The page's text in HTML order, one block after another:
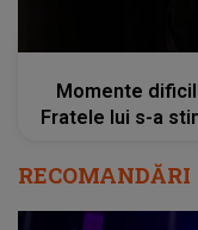
Momente
Fratele lui s-a
RECOMANDĂRI